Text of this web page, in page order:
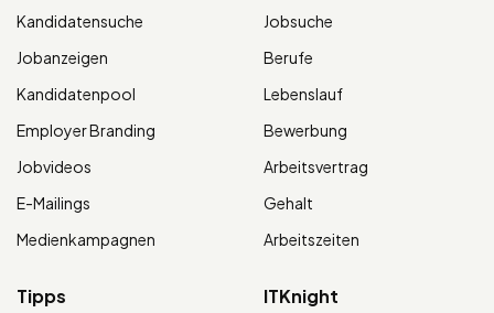
Kandidatensuche
Jobanzeigen
Kandidatenpool
Employer Branding
Jobvideos
E-Mailings
Medienkampagnen
Jobsuche
Berufe
Lebenslauf
Bewerbung
Arbeitsvertrag
Gehalt
Arbeitszeiten
Tipps ITKnight